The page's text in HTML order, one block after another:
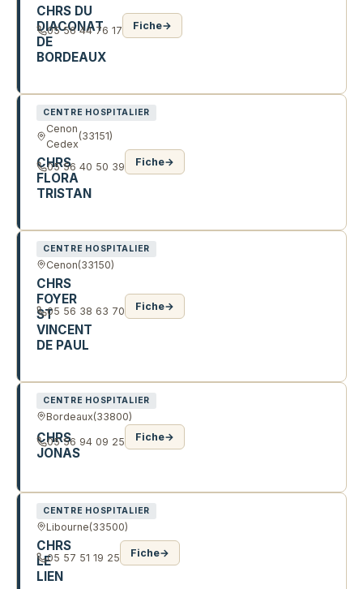
CHRS DU
DIACONAT
DE
BORDEAUX
05 56 44 76 17 Fiche→
CENTRE HOSPITALIER
Cenon
Cedex
(33151)
CHRS
FLORA
TRISTAN
05 56 40 50 39 Fiche→
CENTRE HOSPITALIER
Cenon(33150)
CHRS
FOYER
ST
VINCENT
DE PAUL
05 56 38 63 70 Fiche→
CENTRE HOSPITALIER
Bordeaux(33800)
CHRS
JONAS
05 56 94 09 25 Fiche→
CENTRE HOSPITALIER
Libourne(33500)
CHRS
LE
LIEN
05 57 51 19 25 Fiche→